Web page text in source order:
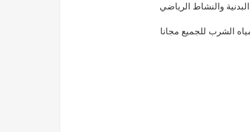
والنشاط الرياضي
الشرب للجميع مجانا